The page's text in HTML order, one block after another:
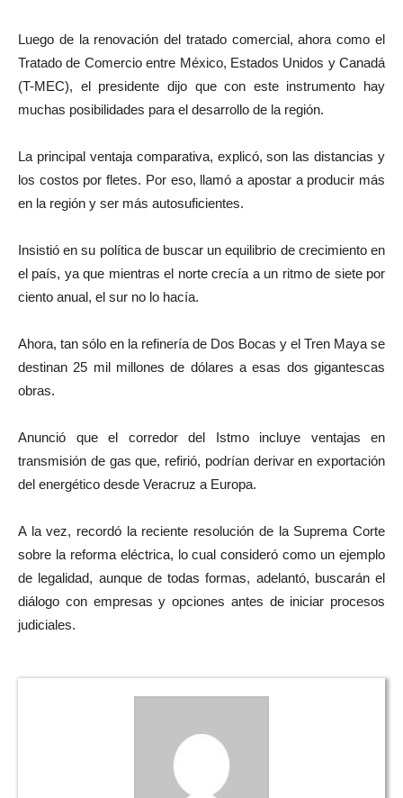
Luego de la renovación del tratado comercial, ahora como el
Tratado de Comercio entre México, Estados Unidos y Canadá
(T-MEC), el presidente dijo que con este instrumento hay
muchas posibilidades para el desarrollo de la región.
La principal ventaja comparativa, explicó, son las distancias y
los costos por fletes. Por eso, llamó a apostar a producir más
en la región y ser más autosuficientes.
Insistió en su política de buscar un equilibrio de crecimiento en
el país, ya que mientras el norte crecía a un ritmo de siete por
ciento anual, el sur no lo hacía.
Ahora, tan sólo en la refinería de Dos Bocas y el Tren Maya se
destinan 25 mil millones de dólares a esas dos gigantescas
obras.
Anunció que el corredor del Istmo incluye ventajas en
transmisión de gas que, refirió, podrían derivar en exportación
del energético desde Veracruz a Europa.
A la vez, recordó la reciente resolución de la Suprema Corte
sobre la reforma eléctrica, lo cual consideró como un ejemplo
de legalidad, aunque de todas formas, adelantó, buscarán el
diálogo con empresas y opciones antes de iniciar procesos
judiciales.